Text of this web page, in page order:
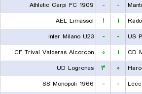
-
-
Athletic Carpi FC 1909
۱ ۱
AEL Limassol
US
-
-
Inter Milano U23
CD
۱ ۰
CF Trival Valderas Alcorcon
۰ ۳
UD Logrones
-
-
SS Monopoli 1966